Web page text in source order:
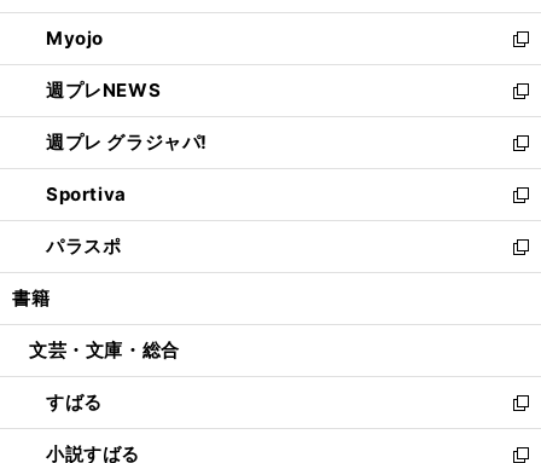
開
く
ウ
で
開
く
ン
ド
ウ
で
開
く
ウ
ィ
ン
ド
ウ
で
開
く
Myojo
新
し
い
ウ
ィ
ン
ド
ウ
で
開
週プレNEWS
新
し
い
ウ
ィ
ン
ド
ウ
開
週プレ グラジャパ!
新
し
い
ウ
ィ
ン
ウ
開
く
Sportiva
新
し
い
ウ
ン
ウ
で
開
く
パラスポ
新
し
ウ
ン
ド
ウ
で
書籍
文芸・文庫・総合
すばる
新
し
い
小説すばる